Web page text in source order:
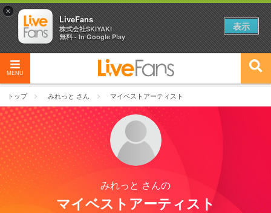
MENU
トップ みれっと さん マイベストアーティスト
みれっと さんの
マイベストアーティスト
×
LiveFans
株式会社SKIYAKI
無料 - In Google Play
表示